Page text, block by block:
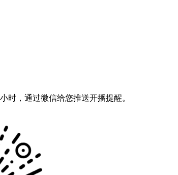
时，通过微信给您推送开播提醒。